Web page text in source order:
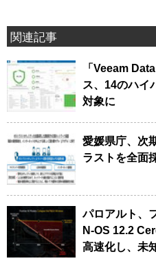
関連記事
「Veeam
ス、14のハイ
対象に
愛媛県庁、次
ラストを全面
パロアルト、
N-OS 12.2
高速化し、未